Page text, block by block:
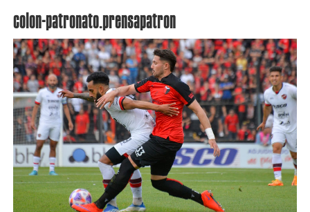
colon-patronato.prensapatron